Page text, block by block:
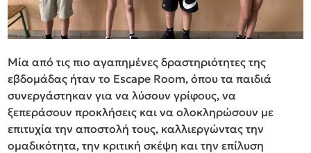
Μία από τις πιο αγαπημένες δραστηριότητες της
εβδομάδας ήταν το Escape Room, όπου τα παιδιά
συνεργάστηκαν για να λύσουν γρίφους, να
ξεπεράσουν προκλήσεις και να ολοκληρώσουν με
επιτυχία την αποστολή τους, καλλιεργώντας την
ομαδικότητα, την κριτική σκέψη και την επίλυση